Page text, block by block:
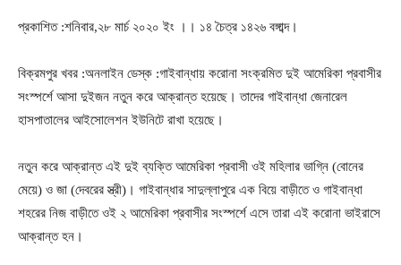
প্রকাশিত :শনিবার,২৮ মার্চ ২০২০ ইং ।। ১৪ চৈত্র ১৪২৬ বঙ্গাব্দ।
বিক্রমপুর খবর :অনলাইন ডেস্ক :গাইবান্ধায় করোনা সংক্রমিত দুই আমেরিকা প্রবাসীর
সংস্পর্শে আসা দুইজন নতুন করে আক্রান্ত হয়েছে। তাদের গাইবান্ধা জেনারেল
হাসপাতালের আইসোলেশন ইউনিটে রাখা হয়েছে।
নতুন করে আক্রান্ত এই দুই ব্যক্তি আমেরিকা প্রবাসী ওই মহিলার ভাগ্নি (বোনের
মেয়ে) ও জা (দেবরের স্ত্রী)। গাইবান্ধার সাদুল্লাপুরে এক বিয়ে বাড়ীতে ও গাইবান্ধা
শহরের নিজ বাড়ীতে ওই ২ আমেরিকা প্রবাসীর সংস্পর্শে এসে তারা এই করোনা ভাইরাসে
আক্রান্ত হন।